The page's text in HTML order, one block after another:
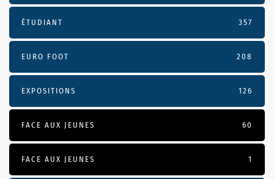
ÉTUDIANT 357
EURO FOOT 208
EXPOSITIONS 126
FACE AUX JEUNES 60
FACE AUX JEUNES 1